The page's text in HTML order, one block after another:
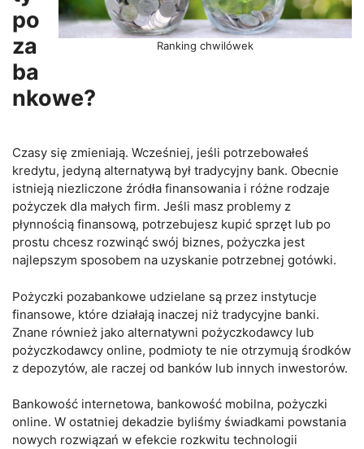
Ranking chwilówek
po
za
ba
nkowe?
Czasy się zmieniają. Wcześniej, jeśli potrzebowałeś
kredytu, jedyną alternatywą był tradycyjny bank. Obecnie
istnieją niezliczone źródła finansowania i różne rodzaje
pożyczek dla małych firm. Jeśli masz problemy z
płynnością finansową, potrzebujesz kupić sprzęt lub po
prostu chcesz rozwinąć swój biznes, pożyczka jest
najlepszym sposobem na uzyskanie potrzebnej gotówki.
Pożyczki pozabankowe udzielane są przez instytucje
finansowe, które działają inaczej niż tradycyjne banki.
Znane również jako alternatywni pożyczkodawcy lub
pożyczkodawcy online, podmioty te nie otrzymują środków
z depozytów, ale raczej od banków lub innych inwestorów.
Bankowość internetowa, bankowość mobilna, pożyczki
online. W ostatniej dekadzie byliśmy świadkami powstania
nowych rozwiązań w efekcie rozkwitu technologii